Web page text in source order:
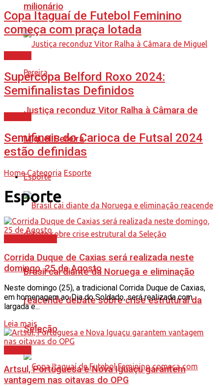
milionário
Justiça reconduz Vitor Ralha à Câmara de
Miguel Pereira
Esporte
Brasil cai diante da Noruega e eliminação
reacende debate sobre crise estrutural da
Seleção
Copa Itaguaí de Futebol Feminino
começa com praça lotada
Supercopa Belford Roxo 2024:
Semifinalistas Definidos
Semifinais do Carioca de Futsal 2024
estão definidas
Home Categoria Esporte
Esporte
Corrida Duque de Caxias será realizada neste
domingo, 25 de Agosto
Neste domingo (25), a tradicional Corrida Duque de Caxias,
em homenagem ao Dia do Soldado, será realizada com
largada e...
Leia mais
Artsul, Portuguesa e Nova Iguaçu garantem
vantagem nas oitavas do OPG